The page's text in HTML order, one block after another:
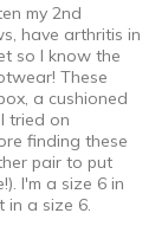
my 2nd
have arthritis in
so I know the
These
a cushioned
tried on
finding these
pair to put
I'm a size 6 in
in a size 6.